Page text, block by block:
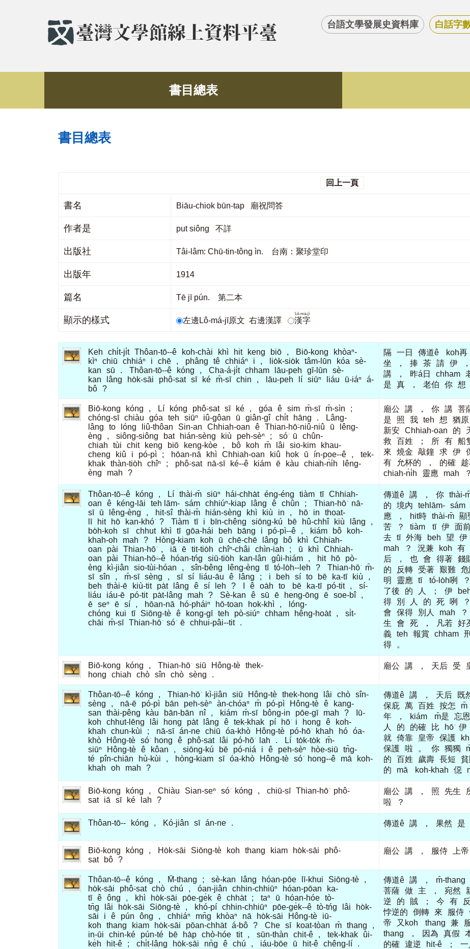
台語文學發展史資料庫 白話字
書目總表
書目總表
回上一頁
書名 Biāu-chiok būn-tap 廟祝問答
作者是 put siông 不詳
出版社 Tâi-lâm: Chū-tin-tông ìn. 台南：聚珍堂印
出版年 1914
篇名 Tē jī pún. 第二本
顯示的樣式 左邊Lô-má-jī原文 右邊漢譯 漢字
Lô-má-jī
Keh chi̍t-ji̍t Thôan-tō--ê koh-chài khì hit keng biō , Biō-kong
khòaⁿ-
kìⁿ
chiū chhiáⁿ i chē , phâng tê chhiáⁿ i , lio̍k-sio̍k tâm-lūn kóa
sè-
kan
sū . Thôan-tō--ê kóng , Cha-á-ji̍t chham lāu-peh gī-lūn
sè-
kan
lâng ho̍k-sāi phô͘-sat sī ké m̄-sī chin , lāu-peh lí siūⁿ liáu ū-iáⁿ
á-
bô ?
隔 一日 傳道ê koh再
坐
， 捧 茶 請 伊 ，
講
， 昨á日 chham
是
真 ， 老伯 你 想
Biō-kong kóng , Lí kóng phô͘-sat sī ké , góa ê sim m̄-sī m̄-sìn
;
chóng-sī chiàu góa teh siūⁿ iû-gôan ū giân-gî chi̍t hāng .
Lâng-
lâng
to lóng liû-thôan Sin-an Chhiah-oan ê Thian-hō͘-niû-niû ū
lêng-
èng
, siông-siông bat hián-sèng kiù peh-sèⁿ ; só͘ ū
chûn-
chiah
tùi chit keng biō keng-kòe , bô koh m̄ lâi sio-kim
khau-
cheng
kiû i pó-pì ; hōan-nā khì Chhiah-oan kiû hok ū ín-poe--ê ,
tek-
khak thàn-tio̍h chîⁿ ; phô͘-sat nā-sī ké--ê kiám ē kàu chiah-n̍i̍h
lêng-
èng
mah ?
廟公 講 ， 你 講 菩
是
照 我 teh 想 猶原
新安 Chhiah-oan 的
救
百姓 ； 所 有 船
來
燒金 敲鐘 求 伊
有
允杯的 ， 的確
chiah-n̍i̍h
靈應 mah ？
Thôan-tō--ê kóng , Lí thài-m̄ siūⁿ hái-chha̍t éng-éng tiàm tī Chhiah-
oan
ê kéng-lāi teh lām- sám chhiúⁿ-kiap lâng ê chûn ; Thian-hō͘
nā-
sī
ū lêng-èng , hit-sî thài-m̄ hián-sèng khì kiù in , hō͘ in
thoat-
lī
hit hō kan-khó͘ ? Tiàm tī i bīn-chêng siōng-kú bē hû-chhî kiù lâng
,
bo̍h-koh
sī chhut khì tī gōa-hái beh bāng i pó-pì--ê , kiám bô
koh-
khah-oh
mah ? Hòng-kiam koh ū chē-chē lâng bô khì Chhiah-
oan
pài Thian-hō͘ , iā ē tit-tio̍h chîⁿ-châi chìn-iah ; ū khì Chhiah-
oan
pài Thian-hō͘--ê hóan-tńg siū-tio̍h kan-lân gûi-hiám , hit hō
pò-
èng
kì-jiân sio-tùi-hóan , sîn-bêng lêng-èng tī tó-lo̍h--leh ? Thian-hō͘
m̄-
sī sîn , m̄-sī sèng , sī sí liáu-āu ê lâng ; i beh sí to bē ka-tī kiù
,
beh
thài-ē kiù-tit pa̍t lâng ê sí leh ? ê oa̍h to bē ka-tī pó-tit ,
sí-
liáu
iáu-ē pó-tit pa̍t-lâng mah ? Sè-kan ê sū ē heng-ōng ē soe-bî
,
ē seⁿ ē sí , hōan-nā hó-pháiⁿ hō-toan hok-khì ,
lóng-
chóng
kui tī Siōng-tè ê kong-gī teh pò-siúⁿ chham hêng-hoa̍t ,
si̍t-
chāi
m̄-sī Thian-hō͘ só͘ ē chhui-pâi--tit .
傳道ê 講 ， 你 thài-
的
境內 tehlām- sám
應
， hit時 thài-m̄ 顯
苦
？ tiàm tī 伊 面
去 tī 外海 beh 望 伊
mah
？ 況兼 koh 有
后
， 也 會 得著 錢
的
反轉 受著 艱難
明
靈應 tī tó-lo̍h咧 ？
了後
的 人 ； 伊
得
別 人 的 死 咧 ？
會
保得 別人 mah ？
生
會 死 ， 凡若 好
義 teh 報賞 chham
得
。
Biō-kong kóng , Thian-hō͘ siū Hông-tè thek-
hong
chiah chò sîn chò sèng .
廟公 講 ， 天后 受
Thôan-tō--ê kóng , Thian-hō͘ kì-jiân siū Hông-tè thek-hong lâi chò sîn-
sèng
, nā-ē pó-pì bān peh-sèⁿ àn-chóaⁿ m̄ pó-pì Hông-tè ê
kang-
san
thài-pêng kàu bān-bān nî , kiám m̄-sī bông-in pōe-gī mah ?
Iū-
koh
chhut-lēng lâi hong pa̍t lâng ê tek-khak pí hō͘ i hong ê
koh-
khah
chun-kùi ; nā-sī án-ne chiū óa-khò Hông-tè pó-hō͘ khah hó óa-
khò
Hông-tè só͘ hong ê phô͘-sat lâi pó-hō͘ lah . Lí to̍k-to̍k
m̄-
siūⁿ
Hông-tè ê kôan , siōng-kú bē pó-niá i ê peh-sèⁿ hòe-siū
tn̂g-
té
pîn-chiān hù-kùi , hòng-kiam sī óa-khò Hông-tè só͘ hong--ê mā
koh-
khah
oh mah ?
傳道ê 講 ， 天后 既
保庇 萬 百姓 按怎 m̄
年
， kiám m̄是 忘恩
人
的 的確 比 hō͘ 伊
就 倚靠 皇帝 保護
保護
啦 。 你 獨獨
的
百姓 歲壽 長短
的
mā koh-khah 僫
Biō-kong kóng , Chiàu Sian-seⁿ só͘ kóng , chiū-sī Thian-hō͘
phô͘-
sat
iā sī ké lah ?
廟公 講 ， 照 先生
啦
？
Thôan-tō-- kóng , Kó-jiân sī án-ne . 傳道ê 講 ， 果然 是
Biō-kong kóng , Ho̍k-sāi Siōng-tè koh thang kiam ho̍k-sāi
phô͘-
sat
bô ?
廟公 講 ， 服侍 上帝
Thôan-tō--ê kóng , M̄-thang ; sè-kan lâng hóan-pōe lī-khui Siōng-tè
,
ho̍k-sāi
phô͘-sat chò chú , óan-jiân chhin-chhiūⁿ hóan-pōan
ka-
tī ê ông , khì ho̍k-sāi pōe-ge̍k ê chha̍t ; taⁿ ū hóan-hóe tò-
tn̄g
lâi ho̍k-sāi Siōng-tè , khó-pí chhin-chhiūⁿ pōe-ge̍k--ê tò-tńg lâi
ho̍k-
sāi
i ê pún ông , chhiáⁿ mn̄g khòaⁿ nā ho̍k-sāi Hông-tè
iū-
koh
thang kiam ho̍k-sāi pōan-chha̍t á-bô ? Che sī koat-tòan m̄ thang
,
in-ūi
chin-ké pún-té bē ha̍p chò-hóe tit , sūn-thàn chit-ê , tek-khak
ûi-
ke̍h
hit-ê ; chi̍t-lâng ho̍k-sāi nn̄g ê chú , iáu-bōe ū hit-ê chêng-lí .
傳道ê 講 ， m̄-thang
菩薩 做 主 ， 宛然
逆
的 賊 ； 今 有
悖逆的
倒轉 來 服侍
帝
又koh thang 兼
thang
， 因為 真假
的確
違逆 hit-ê ； 一